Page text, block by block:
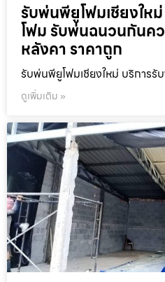
รับพ่นพียูโฟมเชียงให
โฟม รับพ่นฉนวนกันค
หลังคา ราคาถูก
รับพ่นพียูโฟมเชียงใหม่ บริการรั
ดูเพิ่มเติม »